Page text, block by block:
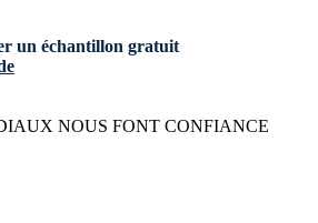
un échantillon gratuit
NOUS FONT CONFIANCE